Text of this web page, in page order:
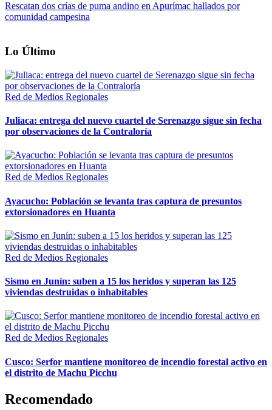
Rescatan dos crías de puma andino en Apurímac hallados por
comunidad campesina
Lo Último
Red de Medios Regionales
Juliaca: entrega del nuevo cuartel de Serenazgo sigue sin fecha
por observaciones de la Contraloría
Red de Medios Regionales
Ayacucho: Población se levanta tras captura de presuntos
extorsionadores en Huanta
Red de Medios Regionales
Sismo en Junín: suben a 15 los heridos y superan las 125
viviendas destruidas o inhabitables
Red de Medios Regionales
Cusco: Serfor mantiene monitoreo de incendio forestal activo en
el distrito de Machu Picchu
Recomendado